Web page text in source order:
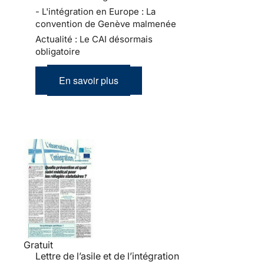
- L'intégration en Europe : La
convention de Genève malmenée
Actualité : Le CAI désormais
obligatoire
En savoir plus
Gratuit
Lettre de l’asile et de l’intégration